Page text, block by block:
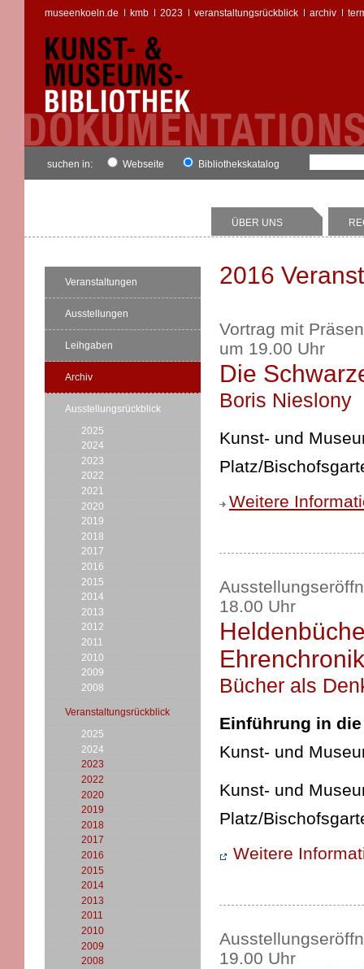
museenkoeln.de kmb 2023 veranstaltungsrückblick archiv
suchen in: Webseite Bibliothekskatalog
ÜBER UNS
Veranstaltungen
Ausstellungen
Leihgaben
Archiv
Ausstellungsrückblick
2025
2024
2023
2022
2021
2020
2019
2018
2017
2016
2015
2014
2013
2012
2011
2010
2009
2008
Veranstaltungsrückblick
2025
2024
2023
2022
2020
2019
2018
2017
2016
2015
2014
2013
2011
2010
2009
2008
2016
Vortrag mit
um 19.00 Uhr
Die
Boris Nieslony
Kunst- und
Platz/
Weitere
18.00 Uhr
Bücher als
Einführung in
Kunst- und
Kunst- und
Platz/
Weitere
19.00 Uhr